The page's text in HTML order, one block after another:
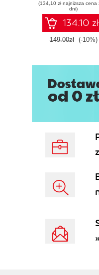
threat response
Fourth Edition
(134,10 zł najniższa cena
dni)
134.10 zł
149.00zł (-10%)